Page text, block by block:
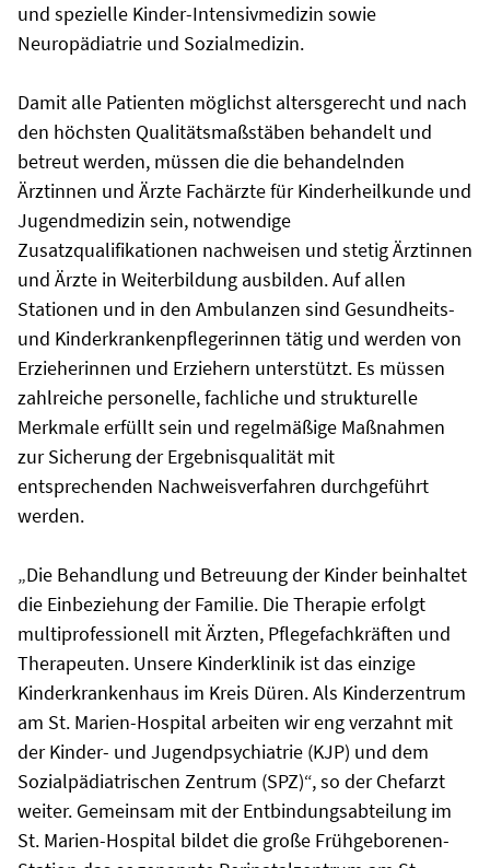
und spezielle Kinder-Intensivmedizin sowie
Neuropädiatrie und Sozialmedizin.
Damit alle Patienten möglichst altersgerecht und nach
den höchsten Qualitätsmaßstäben behandelt und
betreut werden, müssen die die behandelnden
Ärztinnen und Ärzte Fachärzte für Kinderheilkunde und
Jugendmedizin sein, notwendige
Zusatzqualifikationen nachweisen und stetig Ärztinnen
und Ärzte in Weiterbildung ausbilden. Auf allen
Stationen und in den Ambulanzen sind Gesundheits-
und Kinderkrankenpflegerinnen tätig und werden von
Erzieherinnen und Erziehern unterstützt. Es müssen
zahlreiche personelle, fachliche und strukturelle
Merkmale erfüllt sein und regelmäßige Maßnahmen
zur Sicherung der Ergebnisqualität mit
entsprechenden Nachweisverfahren durchgeführt
werden.
„Die Behandlung und Betreuung der Kinder beinhaltet
die Einbeziehung der Familie. Die Therapie erfolgt
multiprofessionell mit Ärzten, Pflegefachkräften und
Therapeuten. Unsere Kinderklinik ist das einzige
Kinderkrankenhaus im Kreis Düren. Als Kinderzentrum
am St. Marien-Hospital arbeiten wir eng verzahnt mit
der Kinder- und Jugendpsychiatrie (KJP) und dem
Sozialpädiatrischen Zentrum (SPZ)“, so der Chefarzt
weiter. Gemeinsam mit der Entbindungsabteilung im
St. Marien-Hospital bildet die große Frühgeborenen-